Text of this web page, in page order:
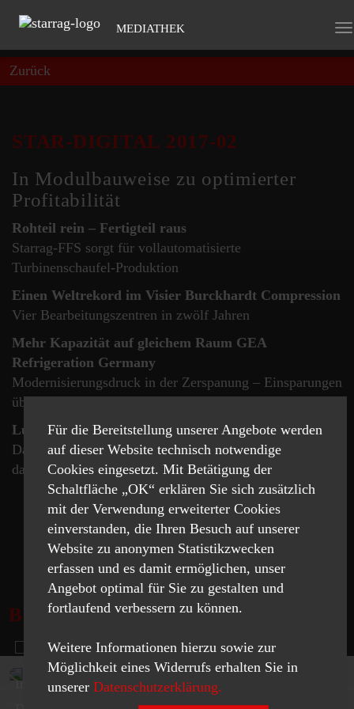
MEDIATHEK
Zurück
STAR-DIGITAL 2017-02
In Modulbauweise zu optimierter
Profitabilität
Rohteil rein – Fertigteil raus
Starrag-FFS sorgt für vollautomatisierte
Turbinenschaufel-Produktion
Einen Weltrekord im Visier Burckhardt Compression
Vier Bearbeitungszentren in zwölf Jahren
Mehr Kapazität auf gleichem Raum GEA
Refrigeration Germany
Modernisierungsdruck in der Zerspanung – Einsparungen
über 40 %
Luxury Goods
Das Luxusartikelsegment ist ein Bereich, in dem Starrag
dank seiner Bumotec-Produkte sehr präsent ist
BROSCHÜREN
Instandhaltungsstrategie
Für die Bereitstellung unserer Angebote werden
auf dieser Website technisch notwendige
Cookies eingesetzt. Mit Betätigung der
Schaltfläche „OK“ erklären Sie sich zusätzlich
mit der Verwendung erweiterter Cookies
einverstanden, die Ihren Besuch auf unserer
Website zu anonymen Statistikzwecken
erfassen und es damit ermöglichen, unser
Angebot optimal für Sie zu gestalten und
fortlaufend verbessern zu können.
Weitere Informationen hierzu sowie zur
Möglichkeit eines Widerrufs erhalten Sie in
unserer Datenschutzerklärung.